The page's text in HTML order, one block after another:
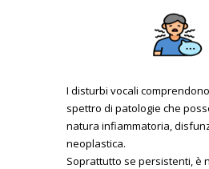
I disturbi vocali
spettro di patologie che
natura infiammatoria,
neoplastica.
Soprattutto se persistenti, è